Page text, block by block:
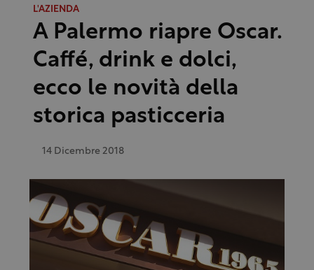
L'AZIENDA
A Palermo riapre Oscar.
Caffé, drink e dolci,
ecco le novità della
storica pasticceria
14 Dicembre 2018